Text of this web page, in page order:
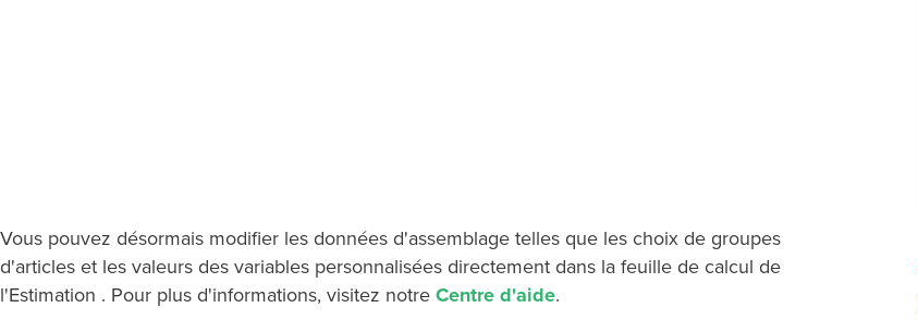
Vous pouvez désormais modifier les données d'assemblage telles que les choix de groupes
d'articles et les valeurs des variables personnalisées directement dans la feuille de calcul de
l'Estimation . Pour plus d'informations, visitez notre Centre d'aide.